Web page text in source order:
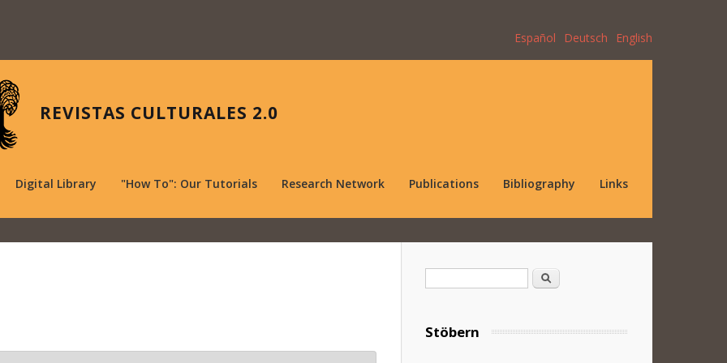
Español Deutsch English
REVISTAS CULTURALES 2.0
Digital Library "How To": Our Tutorials Research Network Publications Bibliography Links
Search
Stöbern